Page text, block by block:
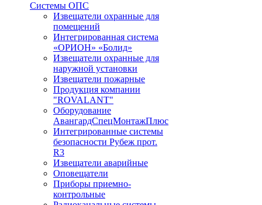
Системы ОПС
Извещатели охранные для
помещений
Интегрированная система
«ОРИОН» «Болид»
Извещатели охранные для
наружной установки
Извещатели пожарные
Продукция компании
"ROVALANT"
Оборудование
АвангардСпецМонтажПлюс
Интегрированные системы
безопасности Рубеж прот.
R3
Извещатели аварийные
Оповещатели
Приборы приемно-
контрольные